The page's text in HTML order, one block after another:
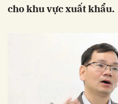
cho khu vực xuất khẩu.